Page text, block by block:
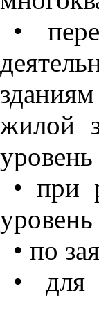
•
жилой
• при
• по
• для